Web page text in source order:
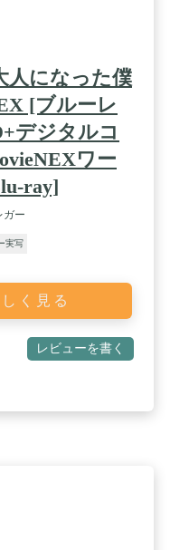
人になった僕
[ブルーレ
デジタルコ
ワー
ray]
ガー
実写
く見る
レビューを書く